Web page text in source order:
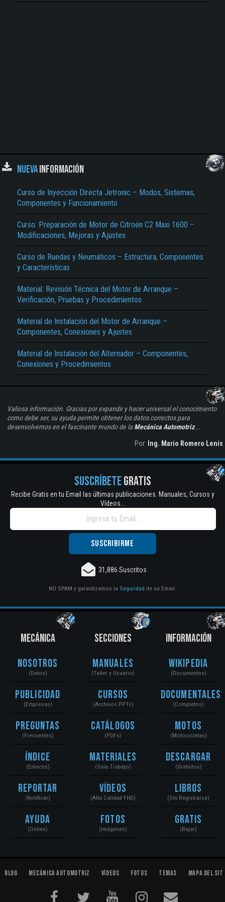
NUEVAINFORMACIÓN
Curso de Inyección Directa Jetronic – Modos, Sistemas,
Componentes y Funcionamiento
Curso: Preparación de Motor de Citroën C2 Maxi 1600 –
Modificaciones, Mejoras y Ajustes
Curso de Ruedas y Neumáticos – Estructura, Componentes
y Características
Material: Revisión Técnica del Motor de Arranque –
Verificación, Pruebas y Procedimientos
Material de Instalación del Motor de Arranque –
Componentes, Conexiones y Ajustes
Material de Instalación del Alternador – Componentes,
Conexiones y Procedimientos
Valiosa información. Gracias por expandir y hacer universal el conocimiento
como debe ser, su ayuda permite obtener los datos correctos para
desenvolvernos en el fascinante mundo de la Mecánica Automotriz...
Por: Ing. Mario Romero Lenis
SUSCRÍBETEGRATIS
Recibe Gratis en tu Email las últimas publicaciones. Manuales, Cursos y
Vídeos...
31,886 Suscritos
NO SPAM y garantizamos la Seguridad de su Email.
MECÁNICA
Nosotros
(Datos)
Publicidad
(Empresas)
Preguntas
(Frecuentes)
Índice
(Enlaces)
Reportar
(Notificar)
Ayuda
(Online)
SECCIONES
Manuales
(Taller y Usuario)
Cursos
(Archivos PPTs)
Catálogos
(PDFs)
Materiales
(Guía Trabajo)
Vídeos
(Alta Calidad FHD)
Fotos
(Imágenes)
INFORMACIÓN
Wikipedia
(Documentos)
Documentales
(Completos)
Motos
(Motocicletas)
Descargar
(Gratuitos)
Libros
(Sin Registrarse)
Gratis
(Bajar)
Blog Mecánica Automotriz Vídeos Fotos Temas Mapa del